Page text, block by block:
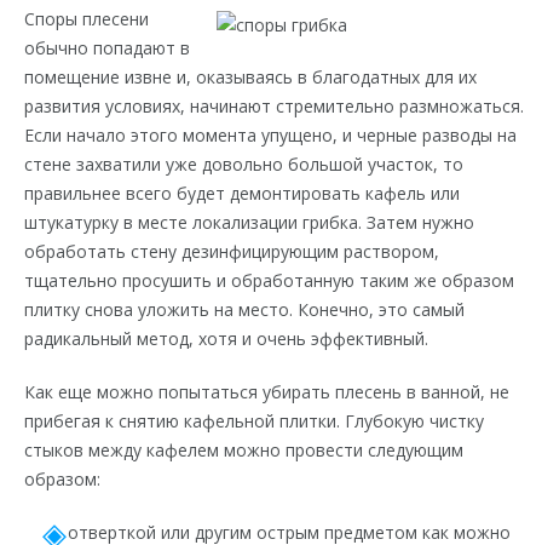
Споры плесени
обычно попадают в
помещение извне и, оказываясь в благодатных для их
развития условиях, начинают стремительно размножаться.
Если начало этого момента упущено, и черные разводы на
стене захватили уже довольно большой участок, то
правильнее всего будет демонтировать кафель или
штукатурку в месте локализации грибка. Затем нужно
обработать стену дезинфицирующим раствором,
тщательно просушить и обработанную таким же образом
плитку снова уложить на место. Конечно, это самый
радикальный метод, хотя и очень эффективный.
Как еще можно попытаться убирать плесень в ванной, не
прибегая к снятию кафельной плитки. Глубокую чистку
стыков между кафелем можно провести следующим
образом:
отверткой или другим острым предметом как можно